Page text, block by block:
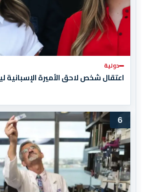
دولية
اعتقال شخص لاحق الأميرة الإسبانية
6